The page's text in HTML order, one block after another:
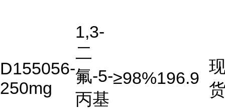
D155056-
250mg
1,3-
二
氟-5-
丙基
≥98%196.9